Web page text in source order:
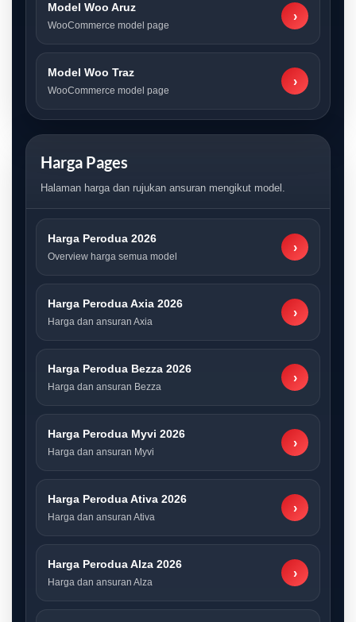
Model Woo Aruz
WooCommerce model page
›
Model Woo Traz
WooCommerce model page
›
Harga Pages
Halaman harga dan rujukan ansuran mengikut model.
Harga Perodua 2026
Overview harga semua model
›
Harga Perodua Axia 2026
Harga dan ansuran Axia
›
Harga Perodua Bezza 2026
Harga dan ansuran Bezza
›
Harga Perodua Myvi 2026
Harga dan ansuran Myvi
›
Harga Perodua Ativa 2026
Harga dan ansuran Ativa
›
Harga Perodua Alza 2026
Harga dan ansuran Alza
›